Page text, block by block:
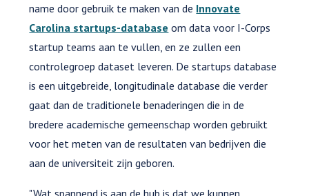
name door gebruik te maken van de Innovate
Carolina startups-database om data voor I-Corps
startup teams aan te vullen, en ze zullen een
controlegroep dataset leveren. De startups database
is een uitgebreide, longitudinale database die verder
gaat dan de traditionele benaderingen die in de
bredere academische gemeenschap worden gebruikt
voor het meten van de resultaten van bedrijven die
aan de universiteit zijn geboren.
"Wat spannend is aan de hub is dat we kunnen